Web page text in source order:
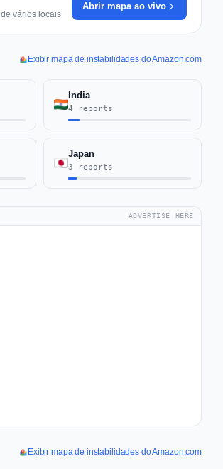
vários locais
Abrir mapa ao vivo
Exibir mapa de instabilidades do Amazon.com
India
4 reports
Japan
3 reports
ADVERTISE HERE
Exibir mapa de instabilidades do Amazon.com